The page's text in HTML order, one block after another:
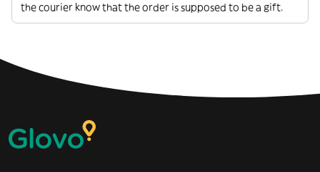
the courier know that the order is supposed to be a gift.